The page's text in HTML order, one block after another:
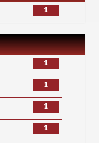
1
1
1
1
1